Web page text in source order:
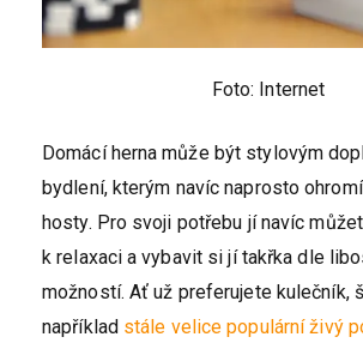
Foto: Internet
Domácí herna může být stylovým
bydlení, kterým navíc naprosto
hosty. Pro svoji potřebu jí navíc
k relaxaci a vybavit si jí takřka dle
možností. Ať už preferujete kulečník,
například stále velice populární živý